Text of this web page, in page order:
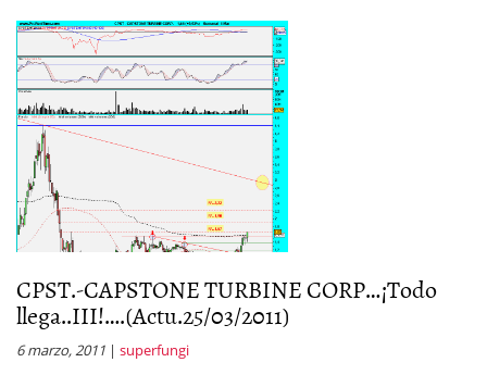
CPST.-CAPSTONE TURBINE CORP…¡Todo
llega..III!….(Actu.25/03/2011)
6 marzo, 2011 | superfungi